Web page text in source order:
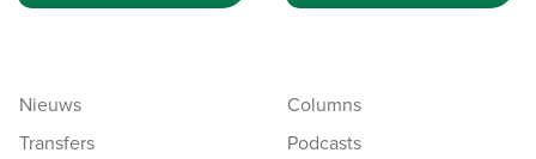
Nieuws
Transfers
Columns
Podcasts